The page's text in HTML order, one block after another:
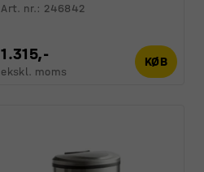
Art. nr.: 246842
1.315,-
ekskl. moms
KØB